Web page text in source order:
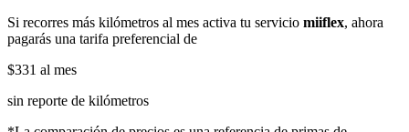
Si recorres más kilómetros al mes activa tu servicio miiflex, ahora
pagarás una tarifa preferencial de
$331 al mes
sin reporte de kilómetros